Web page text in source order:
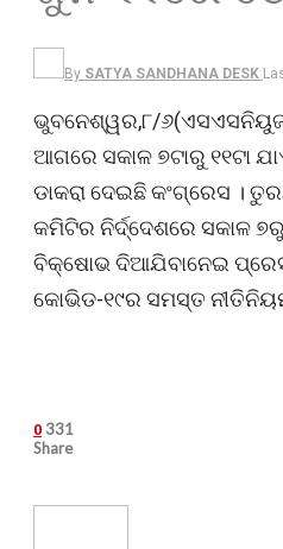
By SATYA SANDHANA DESK
ଭୁବନେଶ୍ୱର,୮/
ଆଗରେ ସକାଳ ୭ଟାରୁ ୧୧ଟା
ଡାକରା ଦେଇଛି କଂଗ୍ରେସ ।
କମିଟିର ନିର୍ଦ୍ଦେଶରେ ସକାଳ
ବିକ୍ଷୋଭ ଦିଆଯିବାନେଇ
କୋଭିଡ-୧୯ର ସମସ୍ତ
0 331
Share